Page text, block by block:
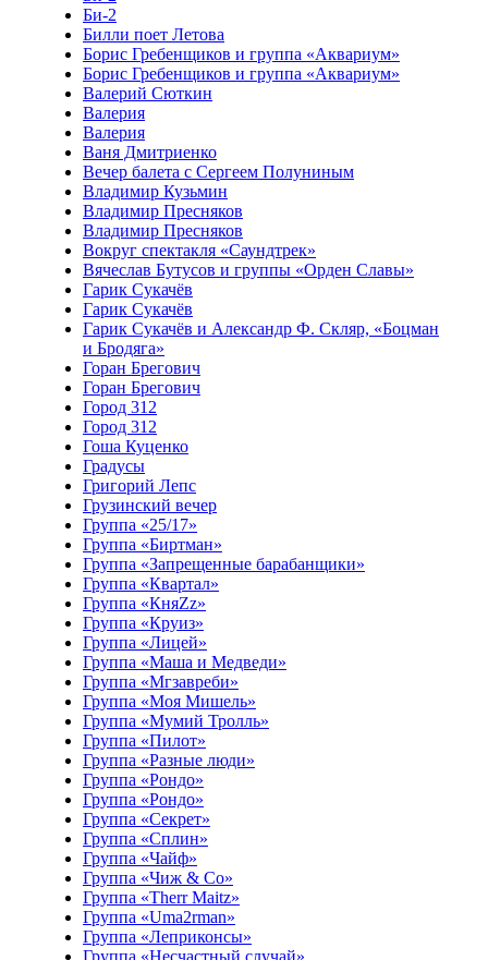
Би-2
Билли поет Летова
Борис Гребенщиков и группа «Аквариум»
Борис Гребенщиков и группа «Аквариум»
Валерий Сюткин
Валерия
Валерия
Ваня Дмитриенко
Вечер балета с Сергеем Полуниным
Владимир Кузьмин
Владимир Пресняков
Владимир Пресняков
Вокруг спектакля «Саундтрек»
Вячеслав Бутусов и группы «Орден Славы»
Гарик Сукачёв
Гарик Сукачёв
Гарик Сукачёв и Александр Ф. Скляр, «Боцман
и Бродяга»
Горан Брегович
Горан Брегович
Город 312
Город 312
Гоша Куценко
Градусы
Григорий Лепс
Грузинский вечер
Группа «25/17»
Группа «Биртман»
Группа «Запрещенные барабанщики»
Группа «Квартал»
Группа «КняZz»
Группа «Круиз»
Группа «Лицей»
Группа «Маша и Медведи»
Группа «Мгзавреби»
Группа «Моя Мишель»
Группа «Мумий Тролль»
Группа «Пилот»
Группа «Разные люди»
Группа «Рондо»
Группа «Рондо»
Группа «Секрет»
Группа «Сплин»
Группа «Чайф»
Группа «Чиж & Co»
Группа «Therr Maitz»
Группа «Uma2rman»
Группа «Леприконсы»
Группа «Несчастный случай»